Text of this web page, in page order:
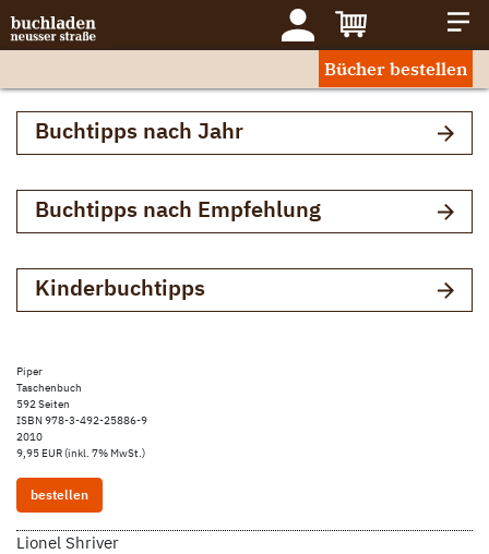
Bücher bestellen
Buchtipps nach Jahr
Buchtipps nach Empfehlung
Kinderbuchtipps
Piper
Taschenbuch
592 Seiten
ISBN 978-3-492-25886-9
2010
9,95 EUR (inkl. 7% MwSt.)
bestellen
Lionel Shriver